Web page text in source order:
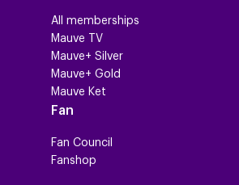
All memberships
Mauve TV
Mauve+ Silver
Mauve+ Gold
Mauve Ket
Fan
Fan Council
Fanshop